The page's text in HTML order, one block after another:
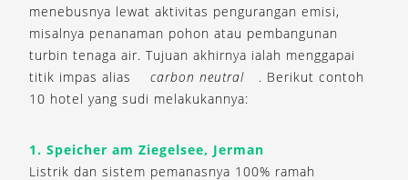
menebusnya lewat aktivitas pengurangan emisi,
misalnya penanaman pohon atau pembangunan
turbin tenaga air. Tujuan akhirnya ialah menggapai
titik impas alias
carbon neutral
. Berikut contoh
10 hotel yang sudi melakukannya:
1. Speicher am Ziegelsee, Jerman
Listrik dan sistem pemanasnya 100% ramah